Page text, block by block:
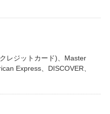
レジットカード)、Master
Express、DISCOVER、